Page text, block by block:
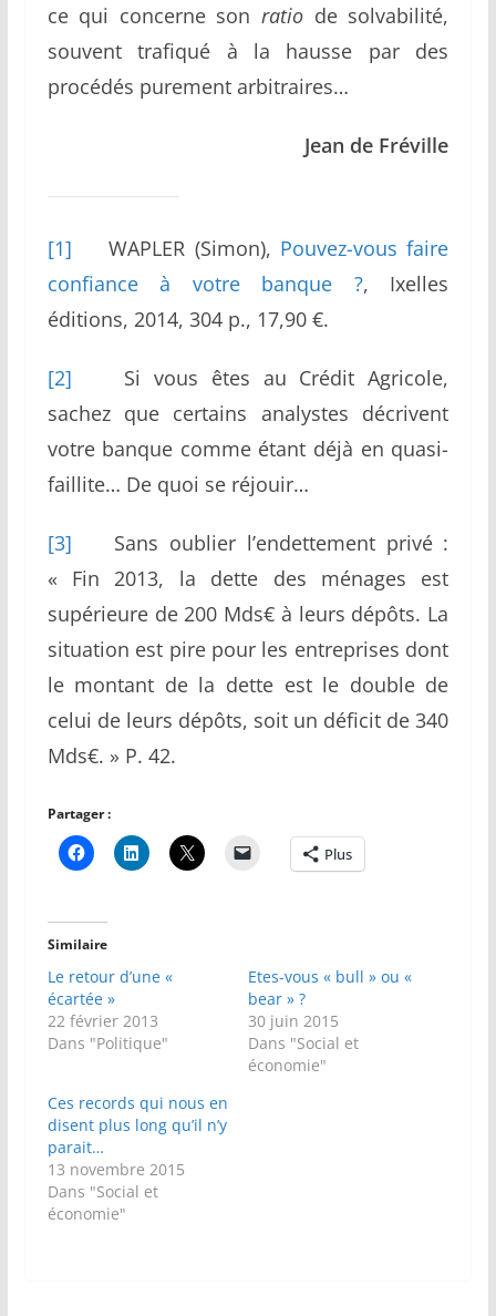
ce qui concerne sonratio de solvabilité,
souvent trafiqué à la hausse par des
procédés purement arbitraires…
Jean de Fréville
[1] WAPLER (Simon), Pouvez-vous faire
confiance à votre banque ?, Ixelles
éditions, 2014, 304 p., 17,90 €.
[2] Si vous êtes au Crédit Agricole,
sachez que certains analystes décrivent
votre banque comme étant déjà en quasi-
faillite… De quoi se réjouir…
[3] Sans oublier l’endettement privé :
« Fin 2013, la dette des ménages est
supérieure de 200 Mds€ à leurs dépôts. La
situation est pire pour les entreprises dont
le montant de la dette est le double de
celui de leurs dépôts, soit un déficit de 340
Mds€. » P. 42.
Partager :
Plus
Similaire
Le retour d’une «
écartée »
22 février 2013
Dans "Politique"
Etes-vous « bull » ou «
bear » ?
30 juin 2015
Dans "Social et
économie"
Ces records qui nous en
disent plus long qu’il n’y
parait…
13 novembre 2015
Dans "Social et
économie"